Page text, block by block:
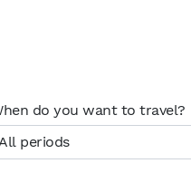
do you want to travel?
periods